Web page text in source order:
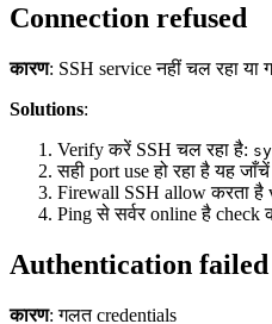
Connection refused
कारण: SSH service नहीं चल रहा या
Solutions:
Verify करें SSH चल रहा है:
सही port use हो रहा है यह जाँचें
Firewall SSH allow करता है
Ping से सर्वर online है check
Authentication failed
कारण: गलत credentials